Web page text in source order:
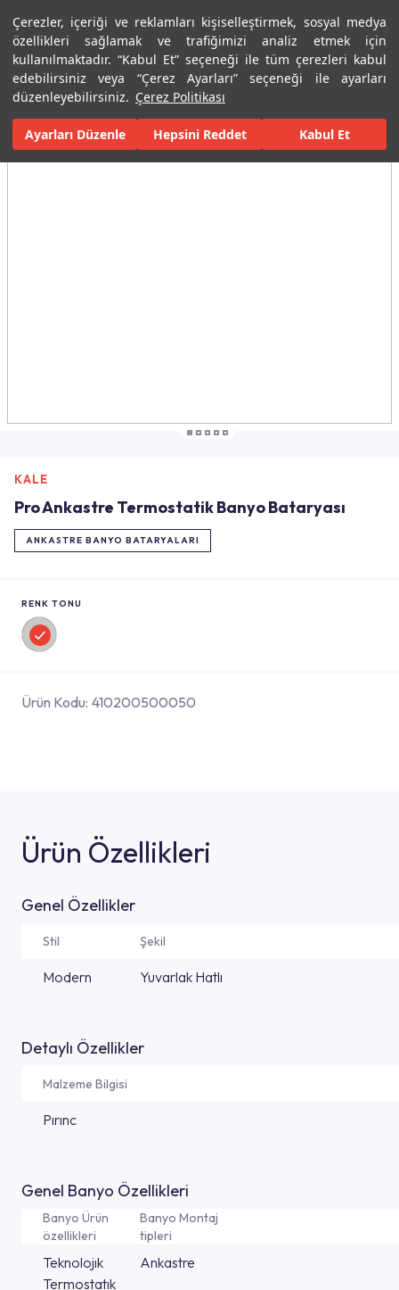
Çerezler, içeriği ve reklamları kişiselleştirmek, sosyal medya
özellikleri sağlamak ve trafiğimizi analiz etmek için
kullanılmaktadır. “Kabul Et” seçeneği ile tüm çerezleri kabul
edebilirsiniz veya “Çerez Ayarları” seçeneği ile ayarları
düzenleyebilirsiniz. Çerez Politikası
Ayarları Düzenle Hepsini Reddet Kabul Et
Menü Menü
Ana Sayfa Banyolar Armatürler Banyo Bataryaları
Tüm Görseller(5)
KALE
Pro Ankastre Termostatik Banyo Bataryası
ANKASTRE BANYO BATARYALARI
RENK TONU
Ürün Kodu: 410200500050
Ürün Özellikleri
Genel Özellikler
Stil Şekil
Modern Yuvarlak Hatlı
Detaylı Özellikler
Malzeme Bilgisi
Pırınc
Genel Banyo Özellikleri
Banyo Ürün
özellikleri
Banyo Montaj
tipleri
Teknolojık
Termostatık
Ankastre